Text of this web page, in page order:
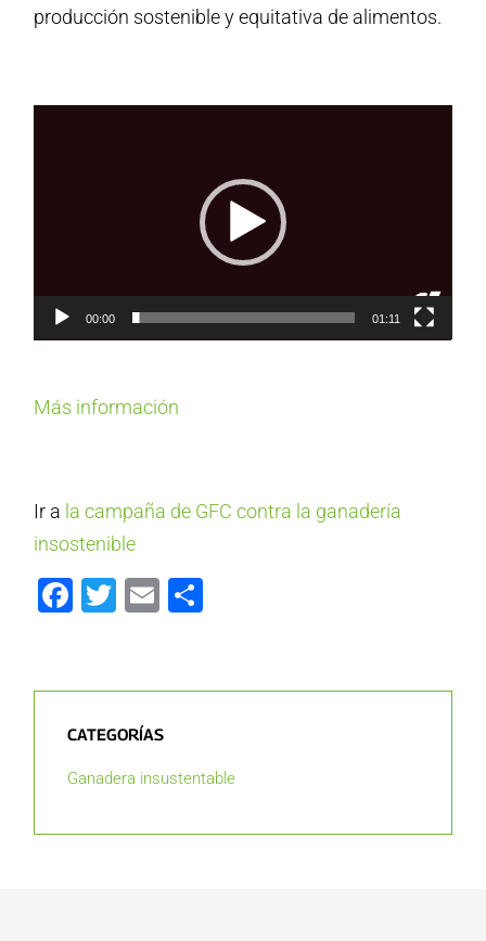
producción sostenible y equitativa de alimentos.
00:00 01:11
Más información
Ir a la campaña de GFC contra la ganadería
insostenible
Facebook
Twitter
Email
CATEGORÍAS
Ganadera insustentable